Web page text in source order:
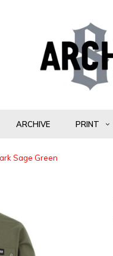
ARCHIVE PRINT
Sage Green